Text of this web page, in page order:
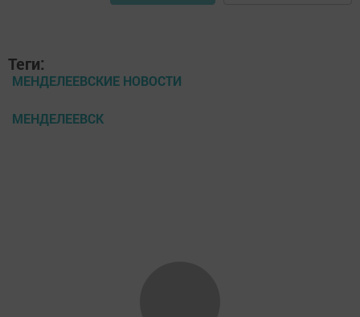
Теги:
МЕНДЕЛЕЕВСКИЕ НОВОСТИ
МЕНДЕЛЕЕВСК